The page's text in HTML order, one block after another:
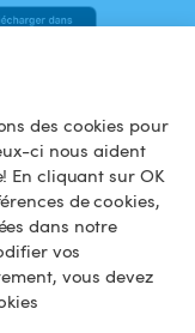
des cookies pour
ci nous aident
En cliquant sur OK
de cookies,
dans notre
vos
vous devez